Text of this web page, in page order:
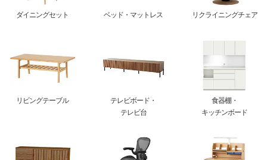
ダイニングセット ベッド・マットレス リクライニングチェア
リビングテーブル
テレビボード・
テレビ台
食器棚・
キッチンボード